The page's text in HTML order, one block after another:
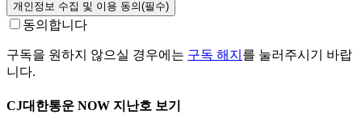
개인정보 수집 및 이용 동의(필수)
동의합니다
구독을 원하지 않으실 경우에는 구독 해지 를 눌러주시기 바랍
니다.
CJ대한통운 NOW 지난호 보기